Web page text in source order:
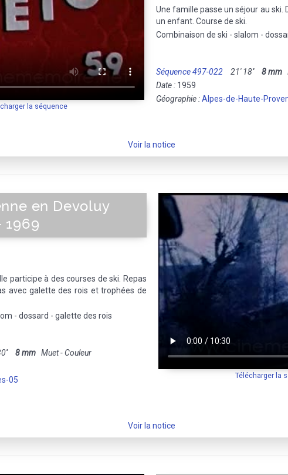
la séquence
Une famille passe un séjour au ski.
un enfant. Course de ski.
Combinaison de ski - slalom -
Séquence 497-022 21' 18'' 8 mm
Date : 1959
Géographie :Alpes-de-Haute-
Voir la notice
Télécharger la
en Devoluy
1969
participe à des courses de ski. Repas
avec galette des rois et trophées de
- dossard - galette des rois
8 mm Muet - Couleur
05
Voir la notice